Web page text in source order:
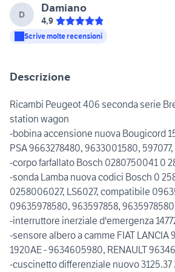
D Damiano
4,9
Scrive molte recensioni
Descrizione
Ricambi Peugeot 406 seconda serie
station wagon
-bobina accensione nuova Bougicord
PSA 9663278480, 9633001580,
-corpo farfallato Bosch 0280750041 0
-sonda Lamba nuova codici Bosch 0
0258006027, LS6027, compatibile
09635978580, 963597858,
-interruttore inerziale d'emergenza
-sensore albero a camme FIAT LANCIA
1920AE - 9634605980, RENAULT
-cuscinetto differenziale nuovo 3125.37